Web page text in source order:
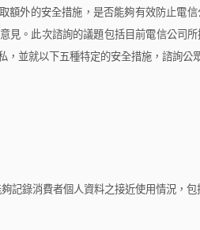
額外的安全措施，是否能夠有效防止電
見。此次諮詢的議題包括目前電信公司
，並就以下五種特定的安全措施，諮詢公
記錄消費者個人資料之接近使用情況，